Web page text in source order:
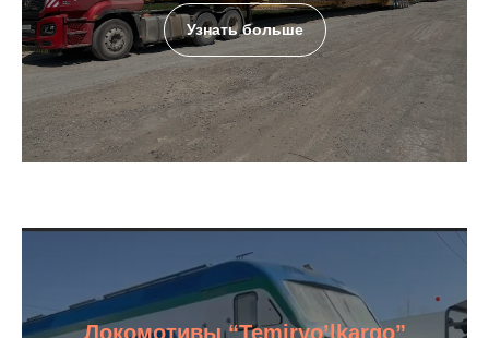
Узнать больше
Локомотивы “Temiryo’lkargo”